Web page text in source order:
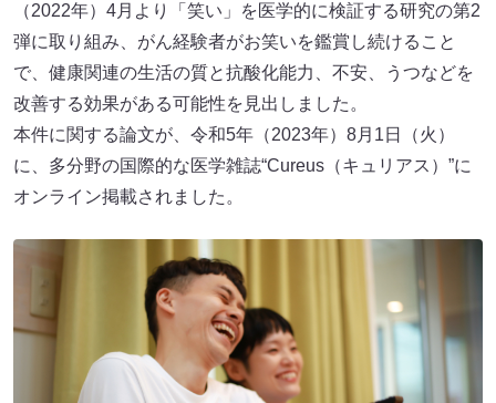
（2022年）4月より「笑い」を医学的に検証する研究の第2
弾に取り組み、がん経験者がお笑いを鑑賞し続けること
で、健康関連の生活の質と抗酸化能力、不安、うつなどを
改善する効果がある可能性を見出しました。
本件に関する論文が、令和5年（2023年）8月1日（火）
に、多分野の国際的な医学雑誌“Cureus（キュリアス）”に
オンライン掲載されました。